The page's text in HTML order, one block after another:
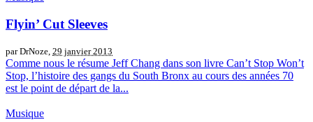
Flyin’ Cut Sleeves
par DrNoze, 29 janvier 2013
Comme nous le résume Jeff Chang dans son livre Can’t Stop Won’t
Stop, l’histoire des gangs du South Bronx au cours des années 70
est le point de départ de la...
Musique